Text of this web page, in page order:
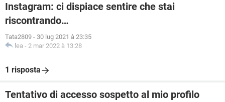
Instagram: ci dispiace sentire che stai
riscontrando…
Tata2809 - 30 lug 2021 à 23:35
lea - 2 mar 2022 à 13:28
1 risposta
Tentativo di accesso sospetto al mio profilo